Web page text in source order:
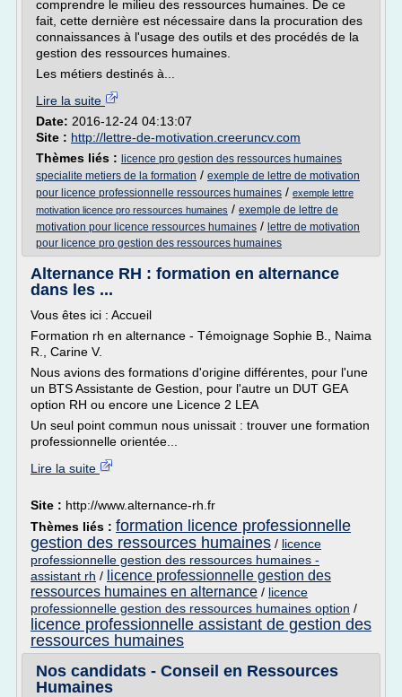
comprendre le milieu des ressources humaines. De ce
fait, cette dernière est nécessaire dans la procuration des
connaissances à l'usage des outils et des procédés de la
gestion des ressources humaines.
Les métiers destinés à...
Lire la suite
Date: 2016-12-24 04:13:07
Site : http://lettre-de-motivation.creeruncv.com
Thèmes liés : licence pro gestion des ressources humaines
specialite metiers de la formation / exemple de lettre de motivation
pour licence professionnelle ressources humaines / exemple lettre
motivation licence pro ressources humaines / exemple de lettre de
motivation pour licence ressources humaines / lettre de motivation
pour licence pro gestion des ressources humaines
Alternance RH : formation en alternance
dans les ...
Vous êtes ici : Accueil
Formation rh en alternance - Témoignage Sophie B., Naima
R., Carine V.
Nous avions des formations d'origine différentes, pour l'une
un BTS Assistante de Gestion, pour l'autre un DUT GEA
option RH ou encore une Licence 2 LEA
Un seul point commun nous unissait : trouver une formation
professionnelle orientée...
Lire la suite
Site : http://www.alternance-rh.fr
Thèmes liés : formation licence professionnelle
gestion des ressources humaines / licence
professionnelle gestion des ressources humaines -
assistant rh / licence professionnelle gestion des
ressources humaines en alternance / licence
professionnelle gestion des ressources humaines option /
licence professionnelle assistant de gestion des
ressources humaines
Nos candidats - Conseil en Ressources
Humaines